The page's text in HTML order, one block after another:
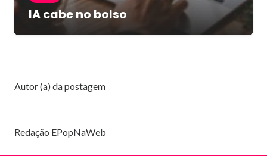
IA cabe no bolso
Autor (a) da postagem
Redação EPopNaWeb